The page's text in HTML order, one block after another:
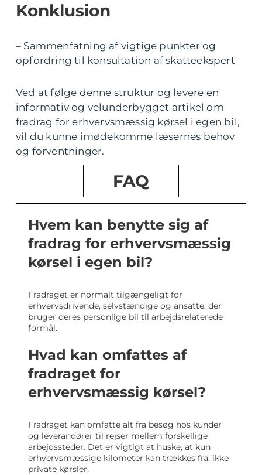
Konklusion
– Sammenfatning af vigtige punkter og
opfordring til konsultation af skatteekspert
Ved at følge denne struktur og levere en
informativ og velunderbygget artikel om
fradrag for erhvervsmæssig kørsel i egen bil,
vil du kunne imødekomme læsernes behov
og forventninger.
FAQ
Hvem kan benytte sig af
fradrag for erhvervsmæssig
kørsel i egen bil?
Fradraget er normalt tilgængeligt for
erhvervsdrivende, selvstændige og ansatte, der
bruger deres personlige bil til arbejdsrelaterede
formål.
Hvad kan omfattes af
fradraget for
erhvervsmæssig kørsel?
Fradraget kan omfatte alt fra besøg hos kunder
og leverandører til rejser mellem forskellige
arbejdssteder. Det er vigtigt at huske, at kun
erhvervsmæssige kilometer kan trækkes fra, ikke
private kørsler.